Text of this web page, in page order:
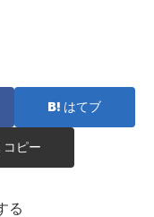
はてブ
コピー
る